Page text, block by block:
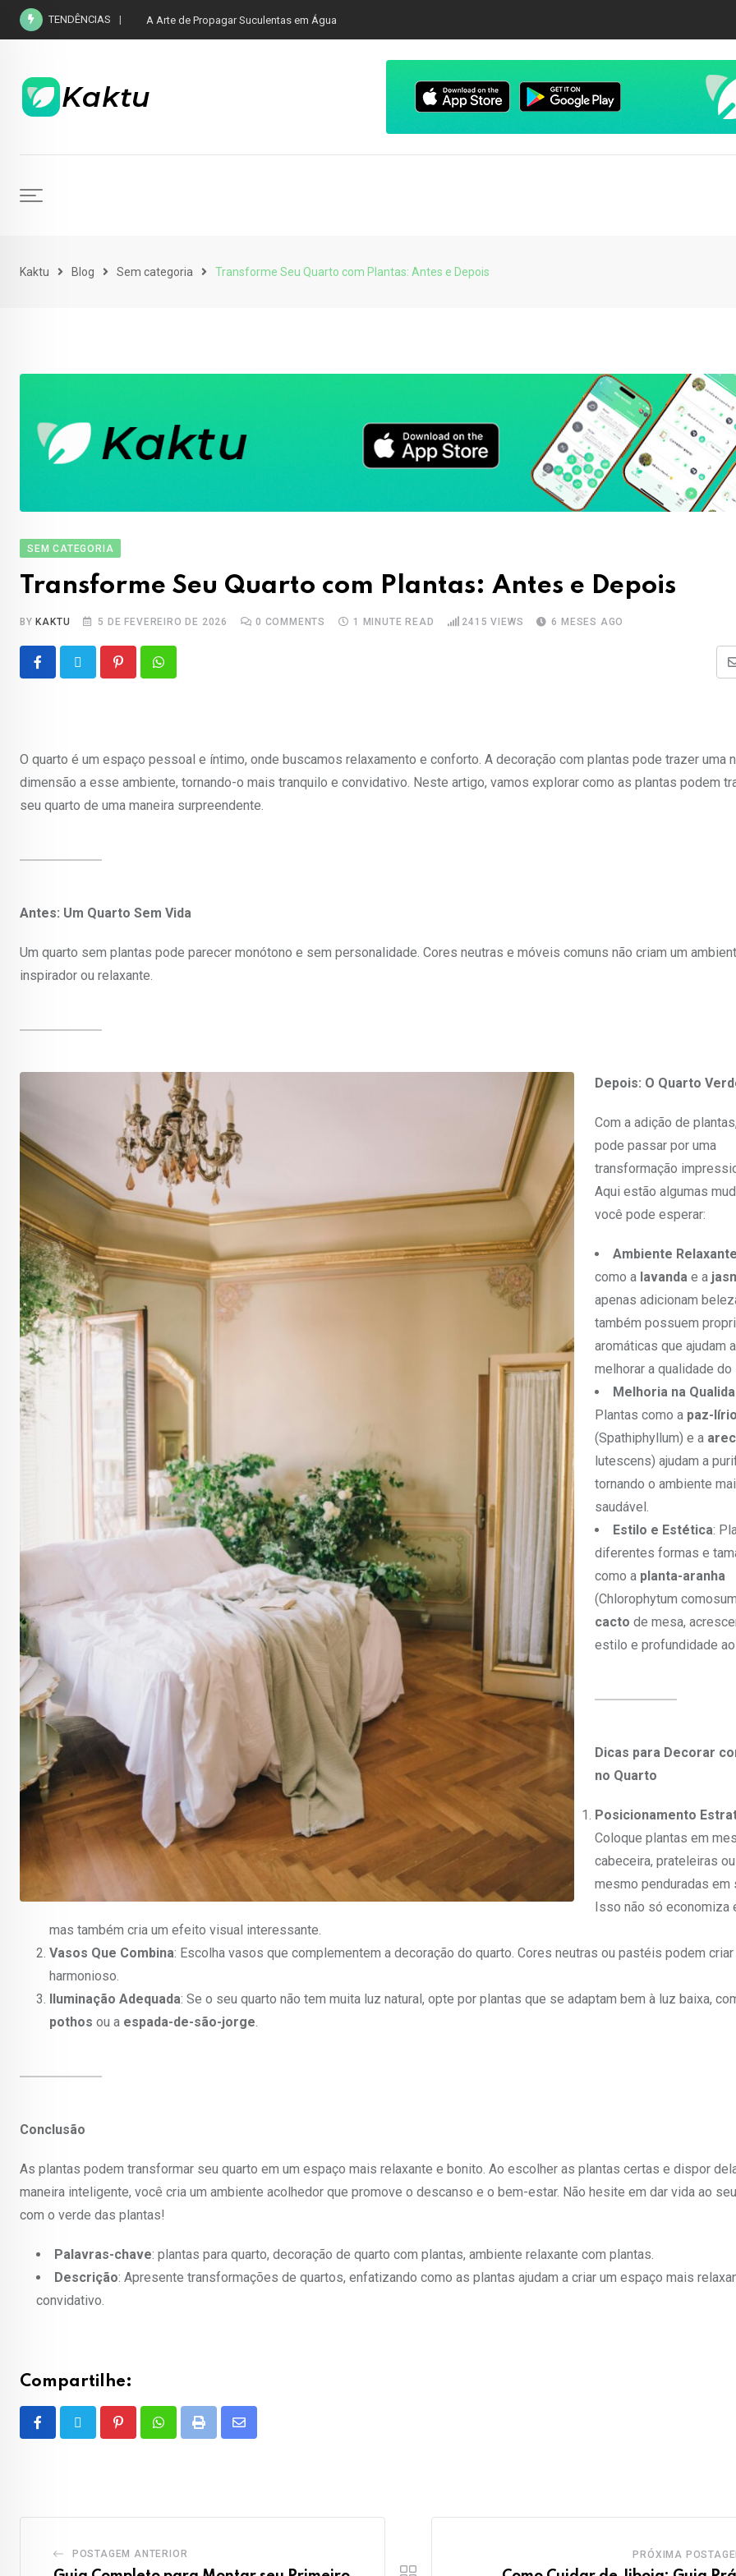
TENDÊNCIAS A Arte de Propagar Suculentas em Água
Kaktu Blog Sem categoria Transforme Seu Quarto com Plantas: Antes e Depois
SEM CATEGORIA
Transforme Seu Quarto com Plantas: Antes e Depois
BYKAKTU 5 DE FEVEREIRO DE 2026 0 COMMENTS 1 MINUTE READ 2415 VIEWS 6 MESES AGO
O quarto é um espaço pessoal e íntimo, onde buscamos relaxamento e conforto. A decoração com plantas pode trazer uma
dimensão a esse ambiente, tornando-o mais tranquilo e convidativo. Neste artigo, vamos explorar como as plantas podem
seu quarto de uma maneira surpreendente.
Antes: Um Quarto Sem Vida
Um quarto sem plantas pode parecer monótono e sem personalidade. Cores neutras e móveis comuns não criam um
inspirador ou relaxante.
Depois: O Quarto
Com a adição de
pode passar por uma
transformação
Aqui estão algumas
você pode esperar:
Ambiente Relaxante
como a lavanda e a
apenas adicionam
também possuem
aromáticas que ajudam
melhorar a qualidade do
Melhoria na
Plantas como a paz-lírio
(Spathiphyllum) e a
lutescens) ajudam a
tornando o ambiente
saudável.
Estilo e Estética:
diferentes formas e
como a planta-aranha
(Chlorophytum
cacto de mesa,
estilo e profundidade ao
Dicas para Decorar
no Quarto
Posicionamento
Coloque plantas em
cabeceira, prateleiras
mesmo penduradas em
Isso não só economiza
mas também cria um efeito visual interessante.
Vasos Que Combina: Escolha vasos que complementem a decoração do quarto. Cores neutras ou pastéis podem
harmonioso.
Iluminação Adequada: Se o seu quarto não tem muita luz natural, opte por plantas que se adaptam bem à luz baixa,
pothos ou a espada-de-são-jorge
Conclusão
As plantas podem transformar seu quarto em um espaço mais relaxante e bonito. Ao escolher as plantas certas e dispor
maneira inteligente, você cria um ambiente acolhedor que promove o descanso e o bem-estar. Não hesite em dar vida ao
com o verde das plantas!
Palavras-chave: plantas para quarto, decoração de quarto com plantas, ambiente relaxante com plantas.
Descrição: Apresente transformações de quartos, enfatizando como as plantas ajudam a criar um espaço mais
convidativo.
Compartilhe:
POSTAGEM ANTERIOR PRÓXIMA